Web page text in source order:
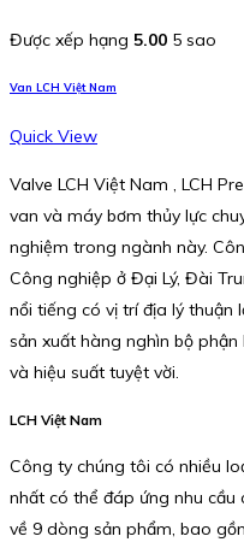
Được xếp hạng 5.00 5 sao
Van LCH Việt Nam
Quick View
Valve LCH Việt Nam , LCH
van và máy bơm thủy lực
nghiệm trong ngành này.
Công nghiệp ở Đại Lý, Đài
nổi tiếng có vị trí địa lý thuận
sản xuất hàng nghìn bộ
và hiệu suất tuyệt vời.
LCH Việt Nam
Công ty chúng tôi có nhiều
nhất có thể đáp ứng nhu cầu
về 9 dòng sản phẩm, bao